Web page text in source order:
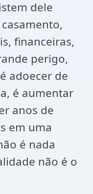
dele
financeiras,
perigo,
adoecer de
é aumentar
anos de
em uma
é nada
não é o